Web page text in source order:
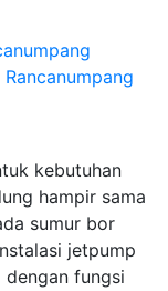
kebutuhan
hampir sama
sumur bor
jetpump
dengan fungsi